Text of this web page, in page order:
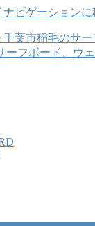
ナビゲーションに